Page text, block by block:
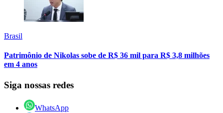
Brasil
Patrimônio de Nikolas sobe de R$ 36 mil para R$ 3,8 milhões
em 4 anos
Siga nossas redes
WhatsApp